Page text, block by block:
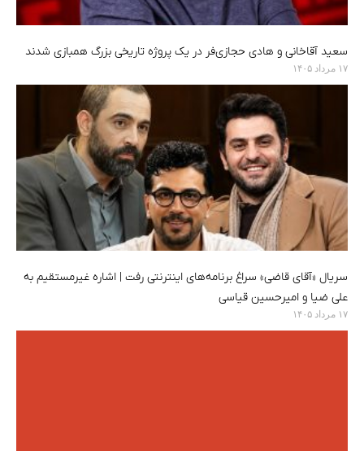
سعید آقاخانی و هادی حجازی‌فر در یک پروژه تاریخی بزرگ همبازی شدند
۱۷ مرداد ۱۴۰۵
سریال «آقای قاضی» سراغ برنامه‌های اینترنتی رفت | اشاره غیرمستقیم به
علی ضیا و امیرحسین قیاسی
۱۷ مرداد ۱۴۰۵